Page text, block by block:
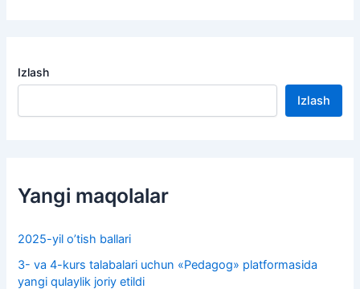
Izlash
Izlash
Yangi maqolalar
2025-yil o’tish ballari
3- va 4-kurs talabalari uchun «Pedagog» platformasida
yangi qulaylik joriy etildi